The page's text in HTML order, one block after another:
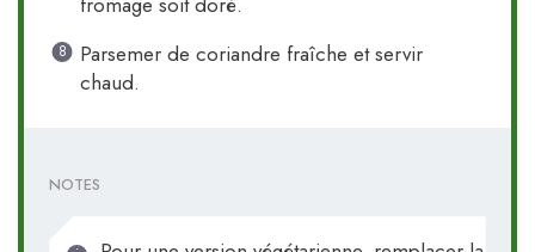
Parsemer de coriandre fraîche et servir
chaud.
NOTES